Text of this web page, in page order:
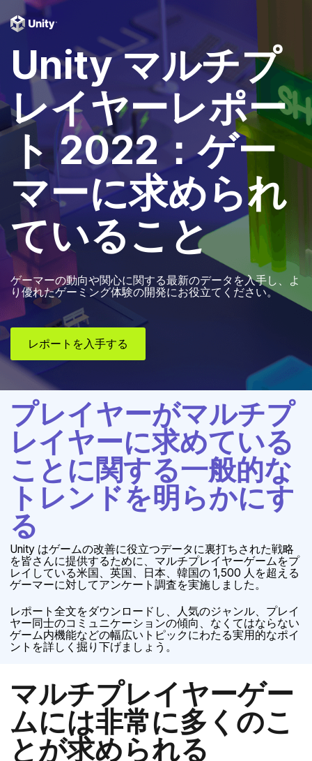
Unity マルチプ
レイヤーレポー
ト 2022：ゲー
マーに求められ
ていること
ゲーマーの動向や関心に関する最新のデータを入手し、よ
り優れたゲーミング体験の開発にお役立てください。
レポートを入手する
プレイヤーがマルチプ
レイヤーに求めている
ことに関する一般的な
トレンドを明らかにす
る
Unity はゲームの改善に役立つデータに裏打ちされた戦略
を皆さんに提供するために、マルチプレイヤーゲームをプ
レイしている米国、英国、日本、韓国の 1,500 人を超える
ゲーマーに対してアンケート調査を実施しました。
レポート全文をダウンロードし、人気のジャンル、プレイ
ヤー同士のコミュニケーションの傾向、なくてはならない
ゲーム内機能などの幅広いトピックにわたる実用的なポイ
ントを詳しく掘り下げましょう。
マルチプレイヤーゲー
ムには非常に多くのこ
とが求められる